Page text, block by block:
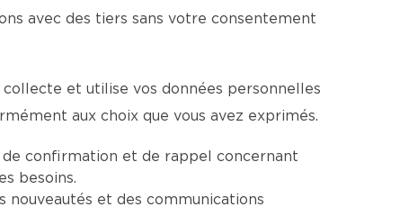
avec des tiers sans votre consentement
collecte et utilise vos données personnelles
aux choix que vous avez exprimés.
de confirmation et de rappel concernant
besoins.
et des communications